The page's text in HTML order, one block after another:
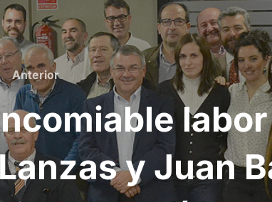
Anterior
Anterior
y Juan